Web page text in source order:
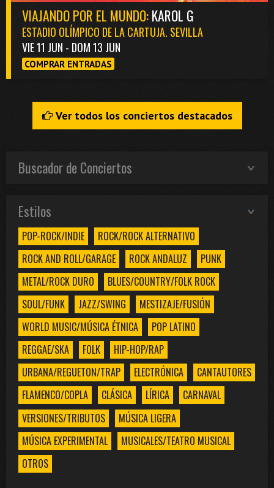
VIAJANDO POR EL MUNDO:KAROL G
ESTADIO OLÍMPICO DE LA CARTUJA. SEVILLA
VIE 11 JUN - DOM 13 JUN
COMPRAR ENTRADAS
Ver todos los conciertos destacados
Buscador de Conciertos
Estilos
POP-ROCK/INDIE
ROCK/ROCK ALTERNATIVO
ROCK AND ROLL/GARAGE
ROCK ANDALUZ
PUNK
METAL/ROCK DURO
BLUES/COUNTRY/FOLK ROCK
SOUL/FUNK
JAZZ/SWING
MESTIZAJE/FUSIÓN
WORLD MUSIC/MÚSICA ÉTNICA
POP LATINO
REGGAE/SKA
FOLK
HIP-HOP/RAP
URBANA/REGUETON/TRAP
ELECTRÓNICA
CANTAUTORES
FLAMENCO/COPLA
CLÁSICA LÍRICA
CARNAVAL
VERSIONES/TRIBUTOS
MÚSICA LIGERA
MÚSICA EXPERIMENTAL
MUSICALES/TEATRO MUSICAL
OTROS